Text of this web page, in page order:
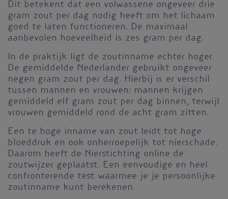
Dit betekent dat een volwassene ongeveer drie
gram zout per dag nodig heeft om het lichaam
goed te laten functioneren. De maximaal
aanbevolen hoeveelheid is zes gram per dag.
In de praktijk ligt de zoutinname echter hoger.
De gemiddelde Nederlander gebruikt ongeveer
negen gram zout per dag. Hierbij is er verschil
tussen mannen en vrouwen: mannen krijgen
gemiddeld elf gram zout per dag binnen, terwijl
vrouwen gemiddeld rond de acht gram zitten.
Een te hoge inname van zout leidt tot hoge
bloeddruk en ook onherroepelijk tot nierschade.
Daarom heeft de Nierstichting online de
zoutwijzer geplaatst. Een eenvoudige en heel
confronterende test waarmee je je persoonlijke
zoutinname kunt berekenen.